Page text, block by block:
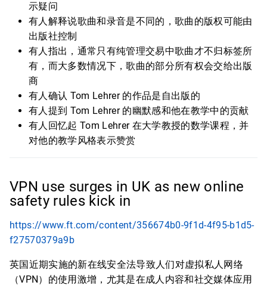
示疑问
有人解释说歌曲和录音是不同的，歌曲的版权可能由
出版社控制
有人指出，通常只有纯管理交易中歌曲才不归标签所
有，而大多数情况下，歌曲的部分所有权会交给出版
商
有人确认 Tom Lehrer 的作品是自出版的
有人提到 Tom Lehrer 的幽默感和他在教学中的贡献
有人回忆起 Tom Lehrer 在大学教授的数学课程，并
对他的教学风格表示赞赏
VPN use surges in UK as new online
safety rules kick in
https://www.ft.com/content/356674b0-9f1d-4f95-b1d5-
f27570379a9b
英国近期实施的新在线安全法导致人们对虚拟私人网络
（VPN）的使用激增，尤其是在成人内容和社交媒体应用